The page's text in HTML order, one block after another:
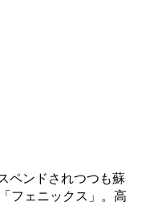
ペンドされつつも蘇
フェニックス」。高